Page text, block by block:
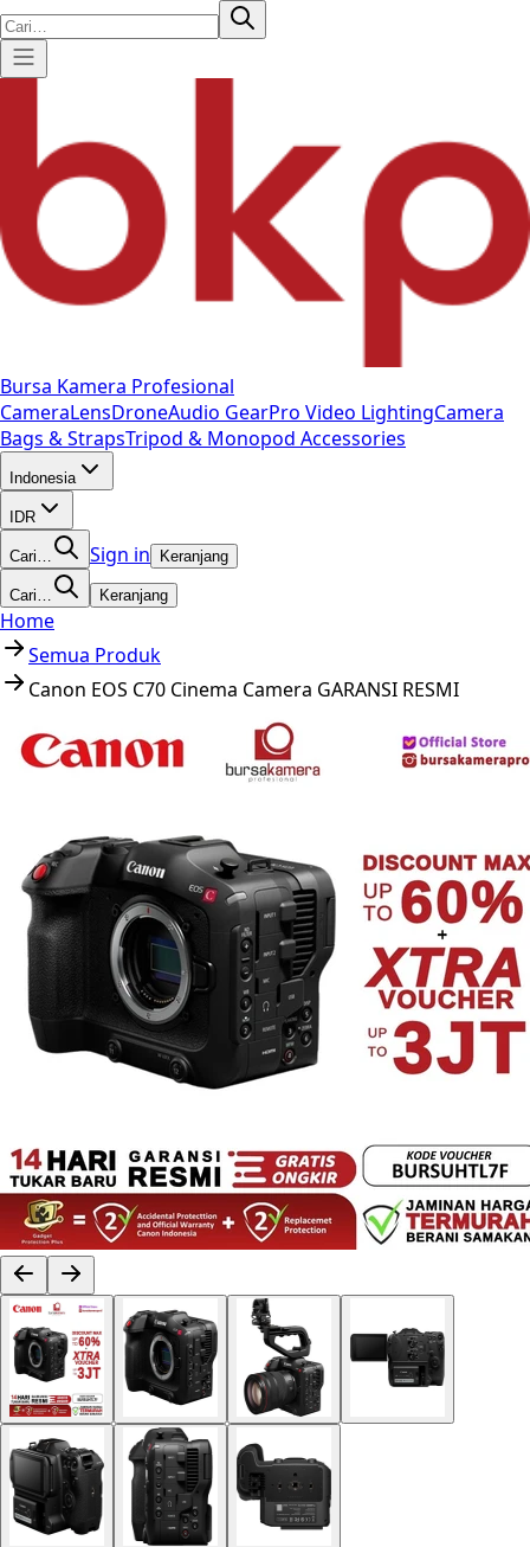
Bursa Kamera Profesional
CameraLensDroneAudio GearPro Video LightingCamera
Bags & StrapsTripod & Monopod Accessories
Indonesia
IDR
Cari… Sign in Keranjang
Cari… Keranjang
Home
Semua Produk
Canon EOS C70 Cinema Camera GARANSI RESMI